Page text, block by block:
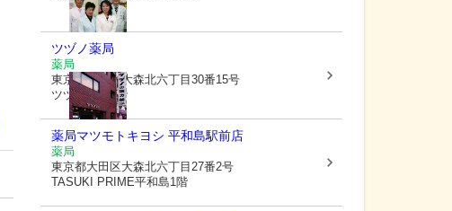
ツヅノ薬局
薬局
東京都大田区大森北六丁目30番15号
ツヅノビル2階
薬局マツモトキヨシ 平和島駅前店
薬局
東京都大田区大森北六丁目27番2号
TASUKI PRIME平和島1階